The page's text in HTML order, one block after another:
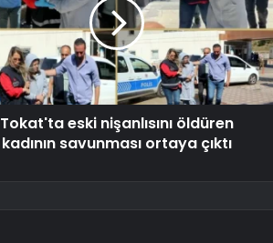
Tokat'ta eski nişanlısını öldüren
kadının savunması ortaya çıktı